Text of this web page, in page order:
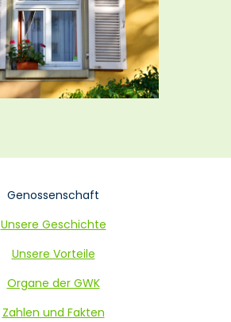
Genossenschaft
Unsere Geschichte
Unsere Vorteile
Organe der GWK
Zahlen und Fakten